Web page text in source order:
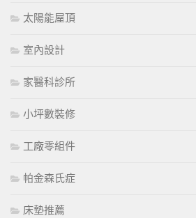
太陽能屋頂
室內設計
家醫科診所
小坪數裝修
工廠零組件
帕金森氏症
床墊推薦